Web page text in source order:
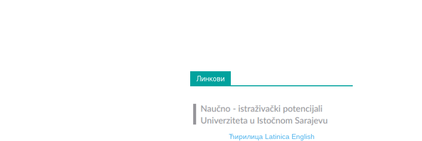
Линкови
Ћирилица Latinica English